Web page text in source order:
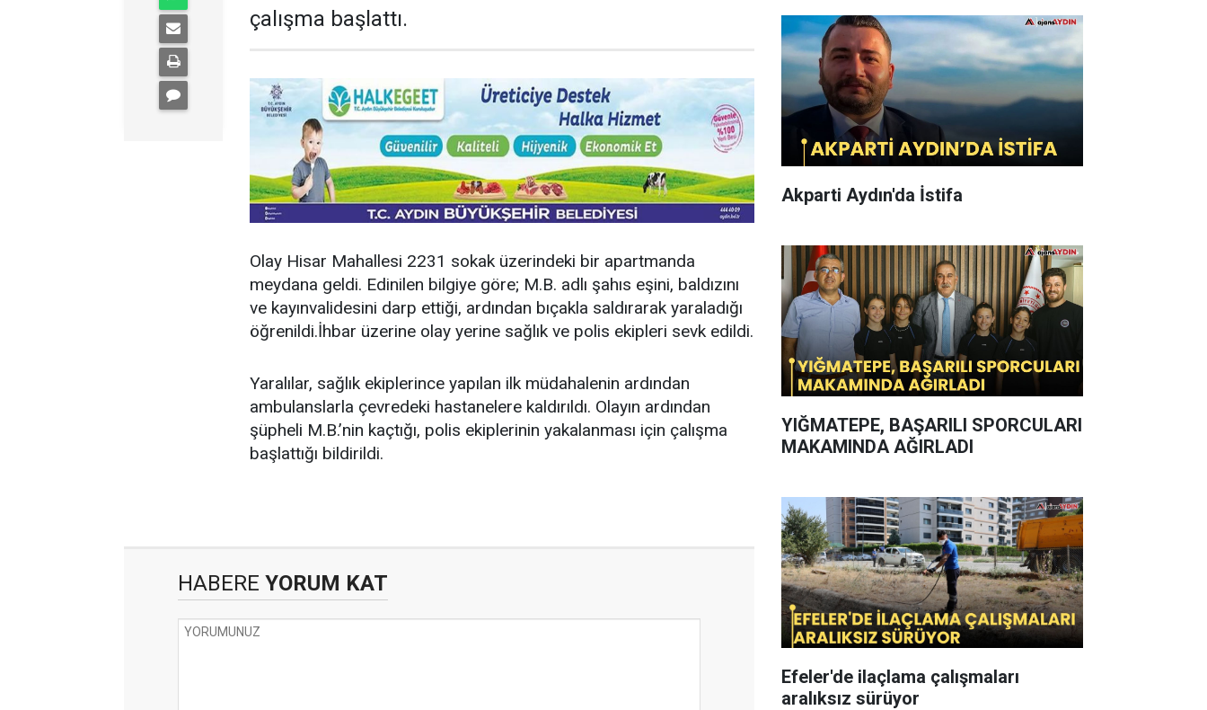
çalışma başlattı.
Olay Hisar Mahallesi 2231 sokak üzerindeki bir apartmanda
meydana geldi. Edinilen bilgiye göre; M.B. adlı şahıs eşini, baldızını
ve kayınvalidesini darp ettiği, ardından bıçakla saldırarak yaraladığı
öğrenildi.İhbar üzerine olay yerine sağlık ve polis ekipleri sevk edildi.
Yaralılar, sağlık ekiplerince yapılan ilk müdahalenin ardından
ambulanslarla çevredeki hastanelere kaldırıldı. Olayın ardından
şüpheli M.B.’nin kaçtığı, polis ekiplerinin yakalanması için çalışma
başlattığı bildirildi.
HABERE YORUM KAT
Akparti Aydın'da İstifa
YIĞMATEPE, BAŞARILI SPORCULARI
MAKAMINDA AĞIRLADI
Efeler'de ilaçlama çalışmaları
aralıksız sürüyor